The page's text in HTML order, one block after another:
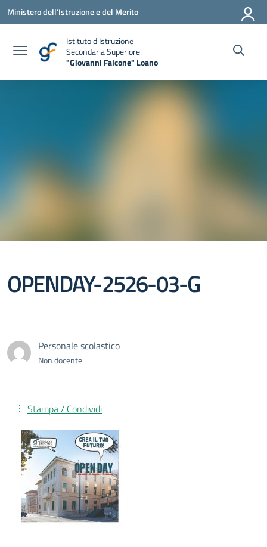
Vai ai contenuti
Vai al menu di navigazione
Vai al footer
Ministero dell'Istruzione e del Merito
Istituto d'Istruzione
Secondaria Superiore
"Giovanni Falcone" Loano
OPENDAY-2526-03-G
Personale scolastico
Non docente
Stampa / Condividi